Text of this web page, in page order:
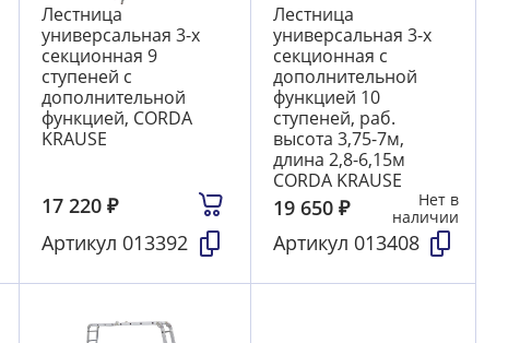
Лестница
универсальная 3-х
секционная 9
ступеней с
дополнительной
функцией, CORDA
KRAUSE
17 220₽
Артикул 013392
Лестница
универсальная 3-х
секционная с
дополнительной
функцией 10
ступеней, раб.
высота 3,75-7м,
длина 2,8-6,15м
CORDA KRAUSE
19 650 ₽
Нет в
наличии
Артикул 013408